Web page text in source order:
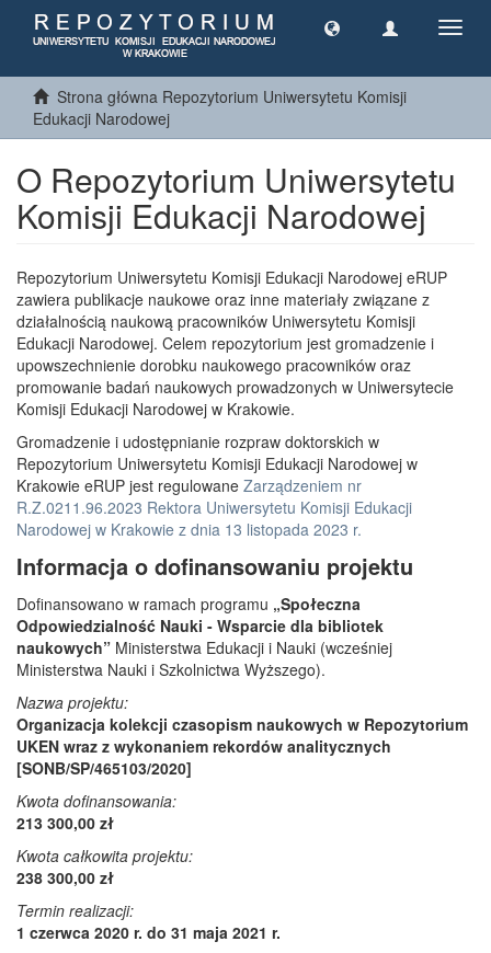
Strona główna Repozytorium Uniwersytetu Komisji
Edukacji Narodowej
O Repozytorium Uniwersytetu
Komisji Edukacji Narodowej
Repozytorium Uniwersytetu Komisji Edukacji Narodowej eRUP
zawiera publikacje naukowe oraz inne materiały związane z
działalnością naukową pracowników Uniwersytetu Komisji
Edukacji Narodowej. Celem repozytorium jest gromadzenie i
upowszechnienie dorobku naukowego pracowników oraz
promowanie badań naukowych prowadzonych w Uniwersytecie
Komisji Edukacji Narodowej w Krakowie.
Gromadzenie i udostępnianie rozpraw doktorskich w
Repozytorium Uniwersytetu Komisji Edukacji Narodowej w
Krakowie eRUP jest regulowane Zarządzeniem nr
R.Z.0211.96.2023 Rektora Uniwersytetu Komisji Edukacji
Narodowej w Krakowie z dnia 13 listopada 2023 r.
Informacja o dofinansowaniu projektu
Dofinansowano w ramach programu „Społeczna
Odpowiedzialność Nauki - Wsparcie dla bibliotek
naukowych” Ministerstwa Edukacji i Nauki (wcześniej
Ministerstwa Nauki i Szkolnictwa Wyższego).
Nazwa projektu:
Organizacja kolekcji czasopism naukowych w Repozytorium
UKEN wraz z wykonaniem rekordów analitycznych
[SONB/SP/465103/2020]
Kwota dofinansowania:
213 300,00 zł
Kwota całkowita projektu:
238 300,00 zł
Termin realizacji:
1 czerwca 2020 r. do 31 maja 2021 r.